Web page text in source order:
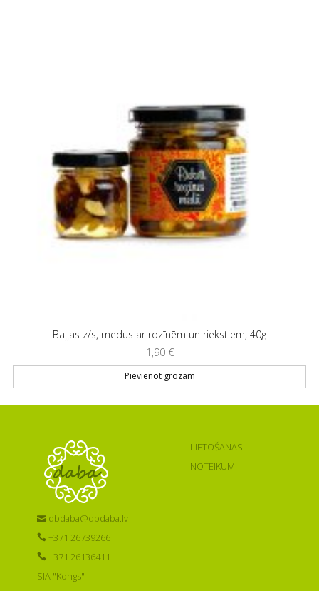
Baļļas z/s, medus ar rozīnēm un riekstiem, 40g
1,90 €
Pievienot grozam
dbdaba@dbdaba.lv
+371 26739266
+371 26136411
SIA "Kongs"
LIETOŠANAS
NOTEIKUMI